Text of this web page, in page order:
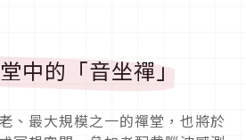
中的「音坐禪」
、最大規模之一的禪堂，也將於